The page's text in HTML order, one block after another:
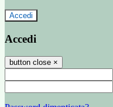
Accedi
Accedi
button close ×